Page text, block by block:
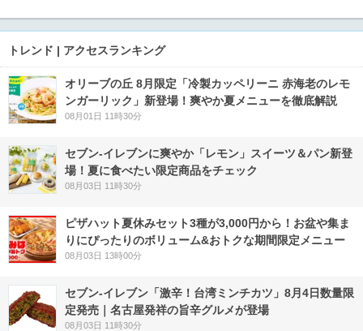
トレンド | アクセスランキング
オリーブの丘 8月限定「冷製カッペリーニ 赤海老のレモ
ンガーリック」新登場！爽やか夏メニューを徹底解説
08月01日 11時30分
セブン‐イレブンに爽やか「レモン」スイーツ＆パン新登
場！夏に食べたい限定商品をチェック
08月03日 11時30分
ピザハット夏休みセット3種が3,000円から！お盆や集ま
りにぴったりのボリューム&おトクな期間限定メニュー
08月03日 13時00分
セブン-イレブン「激辛！台湾ミンチカツ」8月4日数量限
定発売｜名古屋発祥の旨辛グルメが登場
08月03日 11時30分